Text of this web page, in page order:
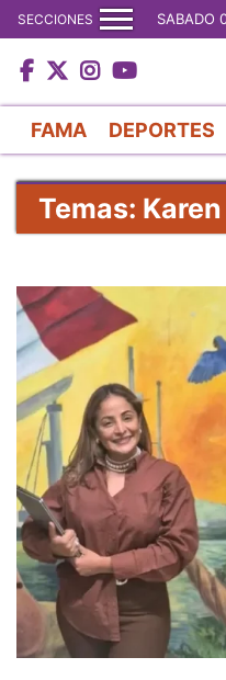
SECCIONES SABADO
FAMA DEPORTES
Temas: